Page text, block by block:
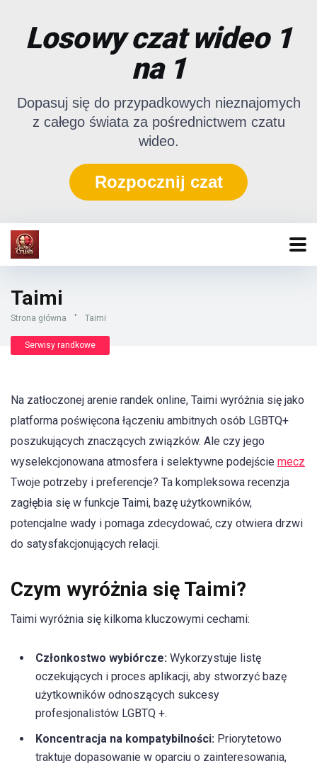
Losowy czat wideo 1
na 1
Dopasuj się do przypadkowych nieznajomych
z całego świata za pośrednictwem czatu
wideo.
Rozpocznij czat
Taimi
Strona główna " Taimi
Serwisy randkowe
Na zatłoczonej arenie randek online, Taimi wyróżnia się jako
platforma poświęcona łączeniu ambitnych osób LGBTQ+
poszukujących znaczących związków. Ale czy jego
wyselekcjonowana atmosfera i selektywne podejście mecz
Twoje potrzeby i preferencje? Ta kompleksowa recenzja
zagłębia się w funkcje Taimi, bazę użytkowników,
potencjalne wady i pomaga zdecydować, czy otwiera drzwi
do satysfakcjonujących relacji.
Czym wyróżnia się Taimi?
Taimi wyróżnia się kilkoma kluczowymi cechami:
Członkostwo wybiórcze: Wykorzystuje listę
oczekujących i proces aplikacji, aby stworzyć bazę
użytkowników odnoszących sukcesy
profesjonalistów LGBTQ +.
Koncentracja na kompatybilności: Priorytetowo
traktuje dopasowanie w oparciu o zainteresowania,